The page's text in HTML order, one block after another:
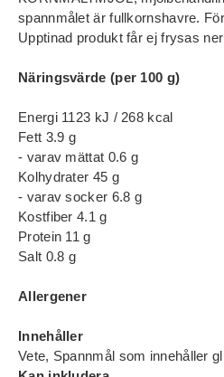
spannmålet är fullkornshavre.
Upptinad produkt får ej frysas
Näringsvärde (per 100 g)
Energi 1123 kJ / 268 kcal
Fett 3.9 g
- varav mättat 0.6 g
Kolhydrater 45 g
- varav socker 6.8 g
Kostfiber 4.1 g
Protein 11 g
Salt 0.8 g
Allergener
Innehåller
Vete, Spannmål som innehåller